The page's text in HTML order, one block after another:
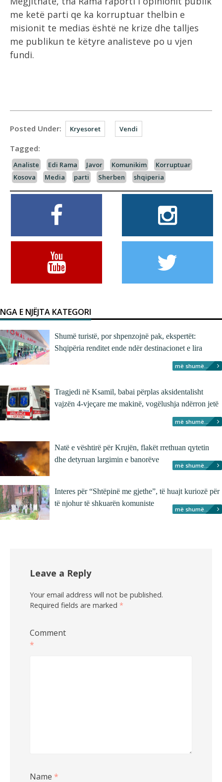
me ketë parti qe ka korruptuar thelbin e
misionit te medias është ne krize dhe talljes
me publikun te këtyre analisteve po u vjen
fundi.
Posted Under: Kryesoret Vendi
Tagged:
Analiste Edi Rama Javor Komunikim
Korruptuar
Kosova
Media parti Sherben shqiperia
NGA E NJËJTA KATEGORI
Shumë turistë, por shpenzojnë pak, ekspertët:
Shqipëria renditet ende ndër destinacionet e lira
më shumë...
Tragjedi në Ksamil, babai përplas aksidentalisht
vajzën 4-vjeçare me makinë, vogëlushja ndërron jetë
më shumë...
Natë e vështirë për Krujën, flakët rrethuan qytetin
dhe detyruan largimin e banorëve
më shumë...
Interes për “Shtëpinë me gjethe”, të huajt kuriozë për
të njohur të shkuarën komuniste
më shumë...
Leave a Reply
Your email address will not be published.
Required fields are marked *
Comment
*
Name *